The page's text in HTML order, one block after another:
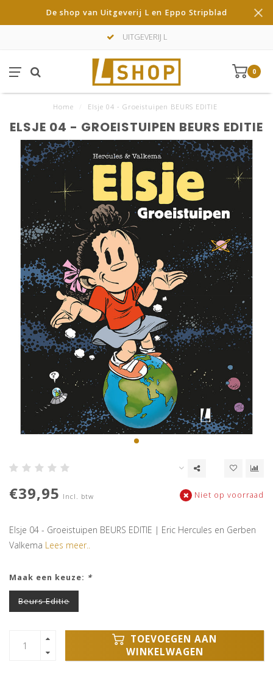
De shop van Uitgeverij L en Eppo Stripblad
UITGEVERIJ L
0
Home Elsje 04 - Groeistuipen BEURS EDITIE
ELSJE 04 - GROEISTUIPEN BEURS EDITIE
€39,95 Incl. btw Niet op voorraad
Elsje 04 - Groeistuipen BEURS EDITIE | Eric Hercules en Gerben
Valkema Lees meer..
Maak een keuze: *
Beurs Editie
TOEVOEGEN AAN
WINKELWAGEN